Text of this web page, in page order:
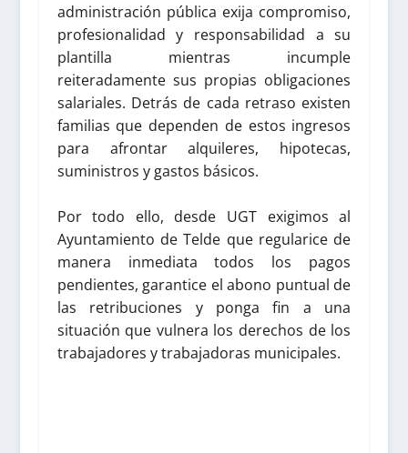
administración pública exija compromiso,
profesionalidad y responsabilidad a su
plantilla mientras incumple
reiteradamente sus propias obligaciones
salariales. Detrás de cada retraso existen
familias que dependen de estos ingresos
para afrontar alquileres, hipotecas,
suministros y gastos básicos.
Por todo ello, desde UGT exigimos al
Ayuntamiento de Telde que regularice de
manera inmediata todos los pagos
pendientes, garantice el abono puntual de
las retribuciones y ponga fin a una
situación que vulnera los derechos de los
trabajadores y trabajadoras municipales.